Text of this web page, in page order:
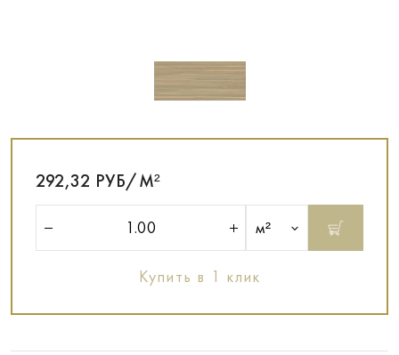
292,32 РУБ/М²
м²
Купить в 1 клик